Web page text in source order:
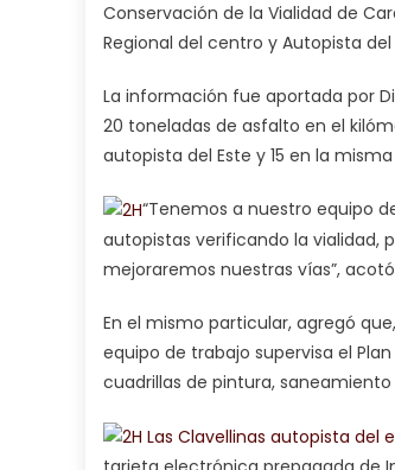
Conservación de la Vialidad de
Regional del centro y Autopista del
La información fue aportada por
20 toneladas de asfalto en el
autopista del Este y 15 en la
“Tenemos a nuestro equipo
autopistas verificando la vialidad,
mejoraremos nuestras vías”,
En el mismo particular, agregó
equipo de trabajo supervisa el
cuadrillas de pintura,